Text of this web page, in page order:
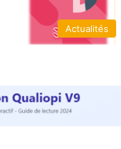
Actualités